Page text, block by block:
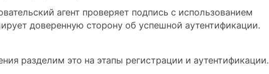
агент проверяет подпись с использованием
доверенную сторону об успешной аутентификации.
разделим это на этапы регистрации и аутентификации.